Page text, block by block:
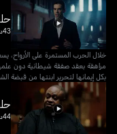
حلقة 4
43د
خلال الحرب المستمرة على الأرواح،
مراهقة بعقد صفقة شيطانية دون
بكل إيمانها لتحرير ابنتها من قبضة
حلقة 5 •
44د